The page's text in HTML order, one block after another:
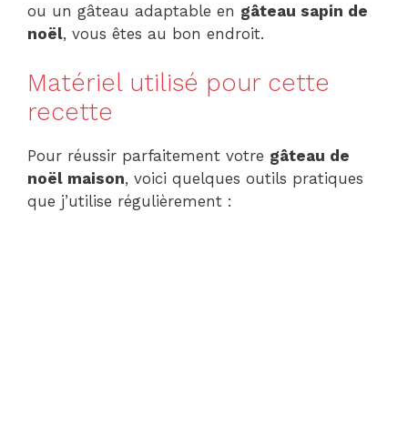
ou un gâteau adaptable en gâteau sapin de
noël, vous êtes au bon endroit.
Matériel utilisé pour cette
recette
Pour réussir parfaitement votre gâteau de
noël maison, voici quelques outils pratiques
que j’utilise régulièrement :